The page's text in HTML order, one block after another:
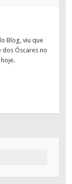
Blog, viu que
Óscares no
hoje.